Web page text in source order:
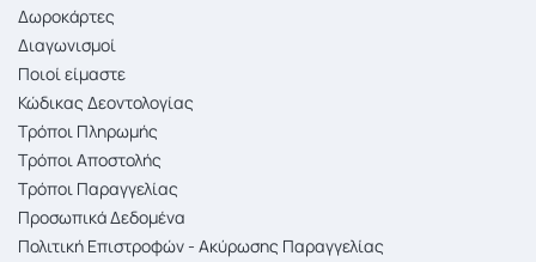
Δωροκάρτες
Διαγωνισμοί
Ποιοί είμαστε
Κώδικας Δεοντολογίας
Τρόποι Πληρωμής
Τρόποι Αποστολής
Τρόποι Παραγγελίας
Προσωπικά Δεδομένα
Πολιτική Επιστροφών - Ακύρωσης Παραγγελίας